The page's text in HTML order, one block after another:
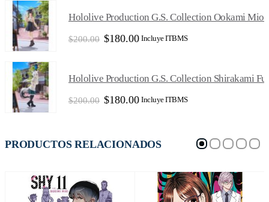
$220.00. $198.00.
Hololive Production G.S. Collection Ookami Mio
$200.00 El
$200.00.
$180.00El
$180.00.
Incluye ITBMS
Hololive Production G.S. Collection Shirakami
$200.00 El
$200.00.
$180.00El
$180.00.
Incluye ITBMS
PRODUCTOS RELACIONADOS